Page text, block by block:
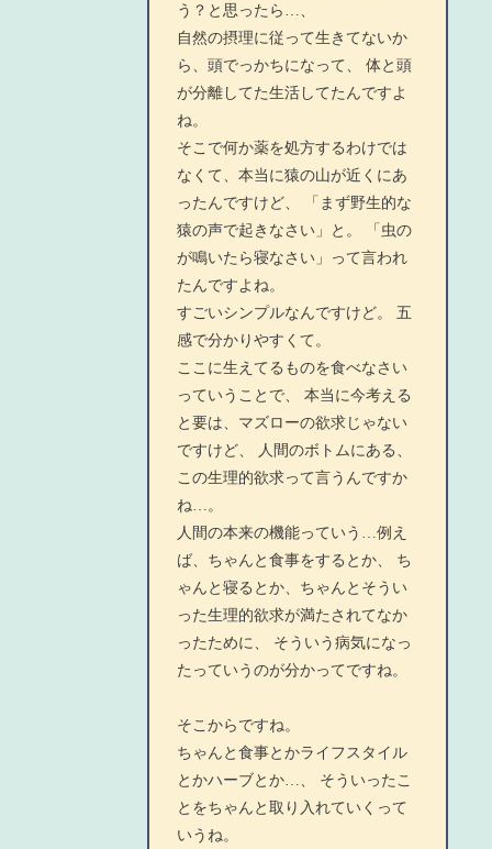
う？と思ったら…、
自然の摂理に従って生きてないか
ら、頭でっかちになって、 体と頭
が分離してた生活してたんですよ
ね。
そこで何か薬を処方するわけでは
なくて、本当に猿の山が近くにあ
ったんですけど、 「まず野生的な
猿の声で起きなさい」と。 「虫の
が鳴いたら寝なさい」って言われ
たんですよね。
すごいシンプルなんですけど。 五
感で分かりやすくて。
ここに生えてるものを食べなさい
っていうことで、 本当に今考える
と要は、マズローの欲求じゃない
ですけど、 人間のボトムにある、
この生理的欲求って言うんですか
ね…。
人間の本来の機能っていう…例え
ば、ちゃんと食事をするとか、 ち
ゃんと寝るとか、ちゃんとそうい
った生理的欲求が満たされてなか
ったために、 そういう病気になっ
たっていうのが分かってですね。
そこからですね。
ちゃんと食事とかライフスタイル
とかハーブとか…、 そういったこ
とをちゃんと取り入れていくって
いうね。